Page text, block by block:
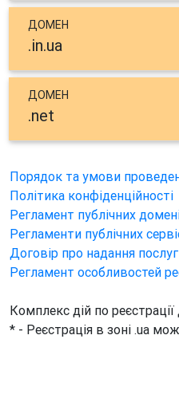
ДОМЕН
.in.ua
ДОМЕН
.net
Порядок та умови
Політика конфіденційності
Регламент публічних
Регламенти публічних
Договір про надання
Регламент особливостей
Комплекс дій по
* - Реєстрація в зоні .ua